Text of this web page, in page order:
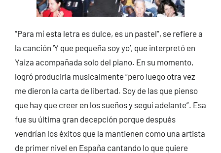
“Para mí esta letra es dulce, es un pastel”, se refiere a
la canción ‘Y que pequeña soy yo’, que interpretó en
Yaiza acompañada solo del piano. En su momento,
logró producirla musicalmente “pero luego otra vez
me dieron la carta de libertad. Soy de las que pienso
que hay que creer en los sueños y seguí adelante”. Esa
fue su última gran decepción porque después
vendrían los éxitos que la mantienen como una artista
de primer nivel en España cantando lo que quiere